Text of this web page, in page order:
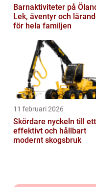
Barnaktiviteter på
Lek, äventyr och
för hela familjen
11 februari 2026
Skördare nyckeln till ett
effektivt och hållbart
modernt skogsbruk